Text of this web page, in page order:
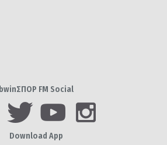
bwinΣΠΟΡ FM Social
Download App